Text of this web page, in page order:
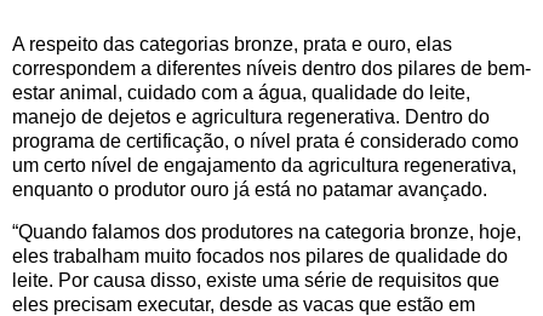
A respeito das categorias bronze, prata e ouro, elas
correspondem a diferentes níveis dentro dos pilares de bem-
estar animal, cuidado com a água, qualidade do leite,
manejo de dejetos e agricultura regenerativa. Dentro do
programa de certificação, o nível prata é considerado como
um certo nível de engajamento da agricultura regenerativa,
enquanto o produtor ouro já está no patamar avançado.
“Quando falamos dos produtores na categoria bronze, hoje,
eles trabalham muito focados nos pilares de qualidade do
leite. Por causa disso, existe uma série de requisitos que
eles precisam executar, desde as vacas que estão em